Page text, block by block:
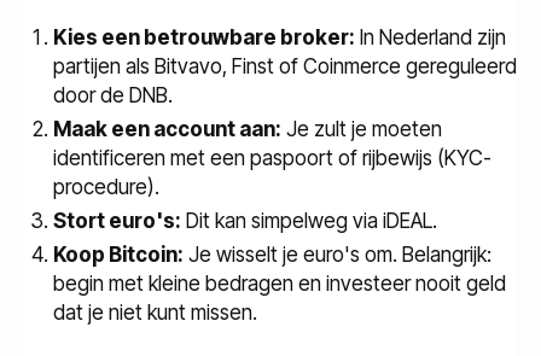
Kies een betrouwbare broker: In Nederland zijn
partijen als Bitvavo, Finst of Coinmerce gereguleerd
door de DNB.
Maak een account aan: Je zult je moeten
identificeren met een paspoort of rijbewijs (KYC-
procedure).
Stort euro's: Dit kan simpelweg via iDEAL.
Koop Bitcoin: Je wisselt je euro's om. Belangrijk:
begin met kleine bedragen en investeer nooit geld
dat je niet kunt missen.